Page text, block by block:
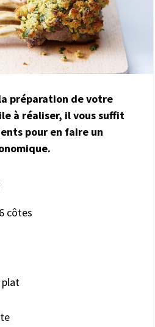
préparation de votre
à réaliser, il vous suffit
pour en faire un
côtes
plat